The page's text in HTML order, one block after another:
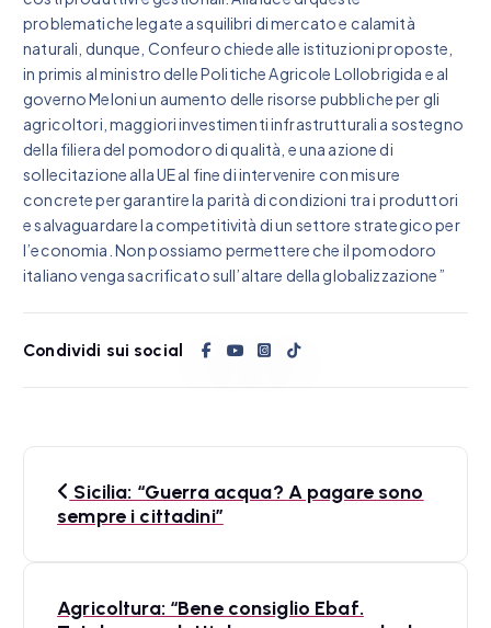
problematiche legate a squilibri di mercato e calamità
naturali, dunque, Confeuro chiede alle istituzioni proposte,
in primis al ministro delle Politiche Agricole Lollobrigida e al
governo Meloni un aumento delle risorse pubbliche per gli
agricoltori, maggiori investimenti infrastrutturali a sostegno
della filiera del pomodoro di qualità, e una azione di
sollecitazione alla UE al fine di intervenire con misure
concrete per garantire la parità di condizioni tra i produttori
e salvaguardare la competitività di un settore strategico per
l’economia. Non possiamo permettere che il pomodoro
italiano venga sacrificato sull’altare della globalizzazione”
Condividi sui social
Sicilia: “Guerra acqua? A pagare sono
sempre i cittadini”
Agricoltura: “Bene consiglio Ebaf.